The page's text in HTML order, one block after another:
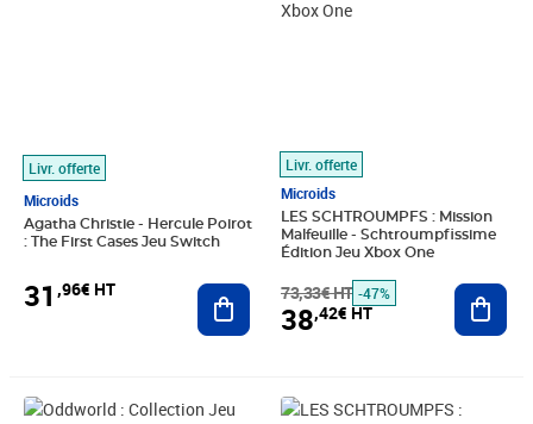
Livr. offerte
Microids
Agatha Christie - Hercule Poirot
: The First Cases Jeu Switch
31 ,96€ HT Ajouter au panier
Livr. offerte
Microids
LES SCHTROUMPFS : Mission
Malfeuille - Schtroumpfissime
Édition Jeu Xbox One
73,33€ HT -47%
38,42€ HT
Prix barré 39,16€ HT
Prix 27,24€ HT Prix 66,50€ HT